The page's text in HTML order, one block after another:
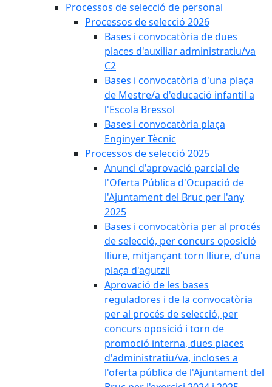
Processos de selecció de personal
Processos de selecció 2026
Bases i convocatòria de dues
places d'auxiliar administratiu/va
C2
Bases i convocatòria d'una plaça
de Mestre/a d'educació infantil a
l'Escola Bressol
Bases i convocatòria plaça
Enginyer Tècnic
Processos de selecció 2025
Anunci d'aprovació parcial de
l'Oferta Pública d'Ocupació de
l'Ajuntament del Bruc per l'any
2025
Bases i convocatòria per al procés
de selecció, per concurs oposició
lliure, mitjançant torn lliure, d'una
plaça d'agutzil
Aprovació de les bases
reguladores i de la convocatòria
per al procés de selecció, per
concurs oposició i torn de
promoció interna, dues places
d'administratiu/va, incloses a
l'oferta pública de l'Ajuntament del